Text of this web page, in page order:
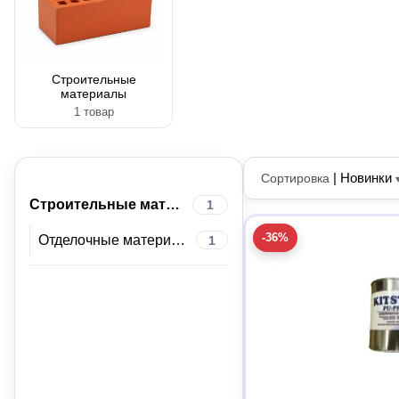
Строительные
материалы
1 товар
Строительные материалы 1
Отделочные материалы 1
Сортировка | Новинки
-36%